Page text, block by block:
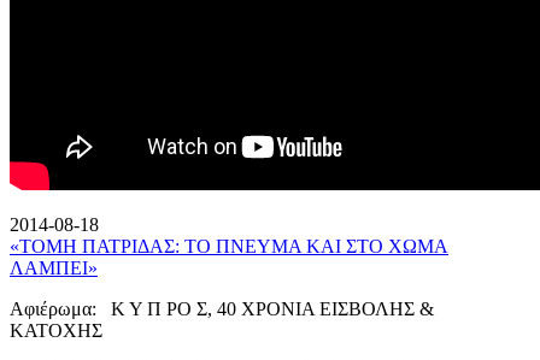
2014-08-18
«ΤΟΜΗ ΠΑΤΡΙΔΑΣ: ΤΟ ΠΝΕΥΜΑ ΚΑΙ ΣΤΟ ΧΩΜΑ
ΛΑΜΠΕΙ»
Αφιέρωμα: Κ Υ Π ΡΟ Σ, 40 ΧΡΟΝΙΑ ΕΙΣΒΟΛΗΣ &
ΚΑΤΟΧΗΣ